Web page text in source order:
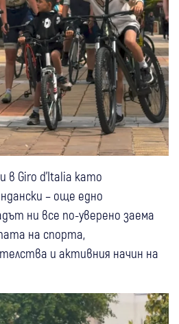
в Giro d’Italia като
– още едно
ни все по-уверено заема
на спорта,
и активния начин на